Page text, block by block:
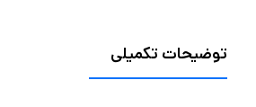
توضیحات تکمیلی